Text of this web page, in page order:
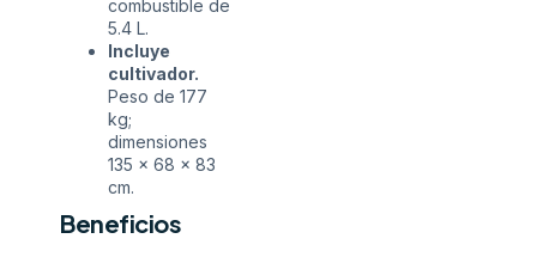
combustible de
5.4 L.
Incluye
cultivador.
Peso de 177
kg;
dimensiones
135 x 68 x 83
cm.
Beneficios